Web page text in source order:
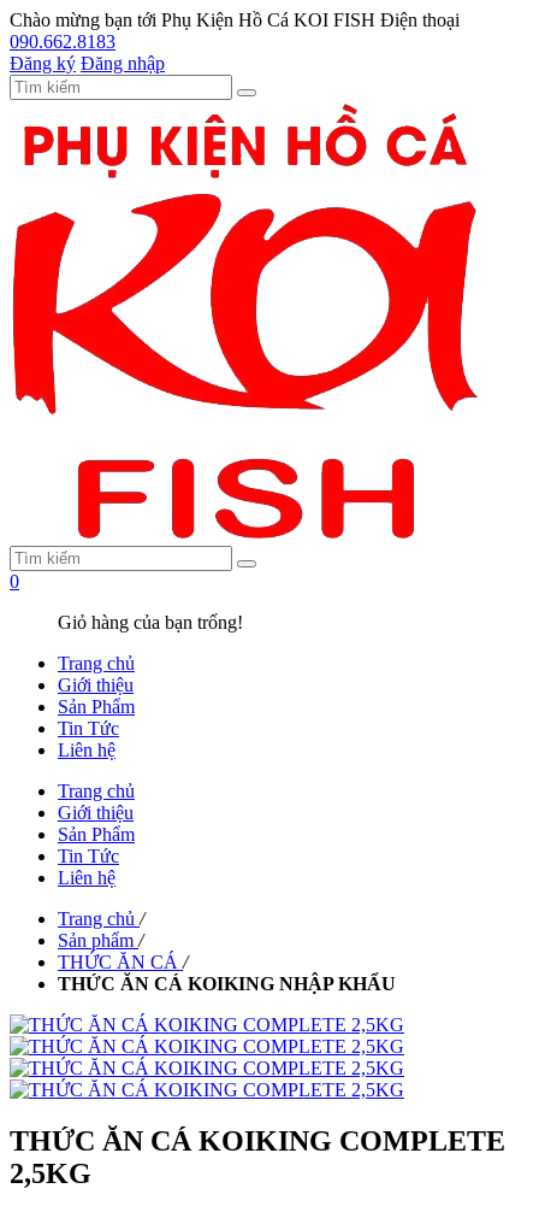
Chào mừng bạn tới Phụ Kiện Hồ Cá KOI FISH Điện thoại
090.662.8183
Đăng ký Đăng nhập
0
Giỏ hàng của bạn trống!
Trang chủ
Giới thiệu
Sản Phẩm
Tin Tức
Liên hệ
Trang chủ
Giới thiệu
Sản Phẩm
Tin Tức
Liên hệ
Trang chủ /
Sản phẩm /
THỨC ĂN CÁ /
THỨC ĂN CÁ KOIKING NHẬP KHẨU
THỨC ĂN CÁ KOIKING COMPLETE
2,5KG